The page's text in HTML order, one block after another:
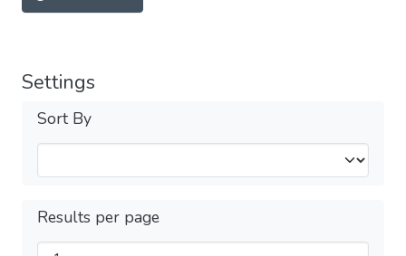
Settings
Sort By
Results per page